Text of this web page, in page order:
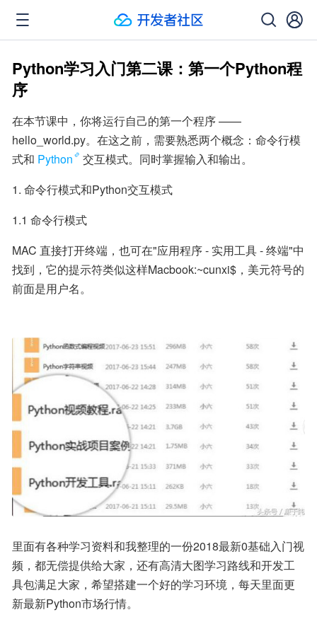
Python学习入门第二课：第一个Python程
序
在本节课中，你将运行自己的第一个程序 ——
hello_world.py。在这之前，需要熟悉两个概念：命令行模
式和 Python
交互模式。同时掌握输入和输出。
1. 命令行模式和Python交互模式
1.1 命令行模式
MAC 直接打开终端，也可在"应用程序 - 实用工具 - 终端"中
找到，它的提示符类似这样Macbook:~cunxi$，美元符号的
前面是用户名。
里面有各种学习资料和我整理的一份2018最新0基础入门视
频，都无偿提供给大家，还有高清大图学习路线和开发工
具包满足大家，希望搭建一个好的学习环境，每天里面更
新最新Python市场行情。